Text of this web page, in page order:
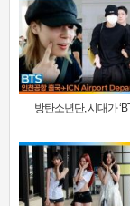
방탄소년단, 시대가